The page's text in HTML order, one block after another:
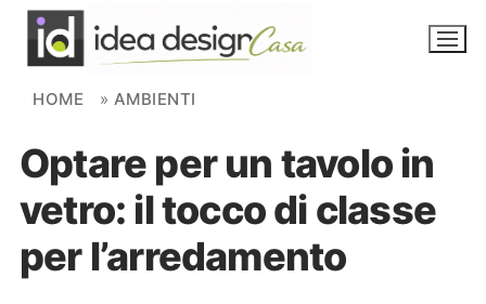
Skip to content
NOVITÀ
AMBIENTI
FAI DA TE
HOME » AMBIENTI
Optare per un tavolo in
vetro: il tocco di classe
per l’arredamento